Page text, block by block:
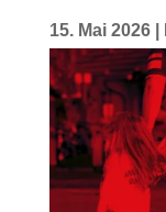
15. Mai 2026|